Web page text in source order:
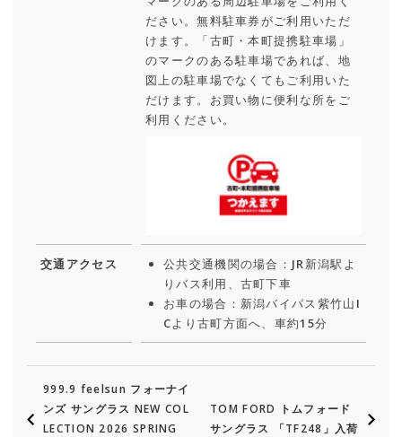
ださい。無料駐車券がご利用いただ
けます。「古町・本町提携駐車場」
のマークのある駐車場であれば、地
図上の駐車場でなくてもご利用いた
だけます。お買い物に便利な所をご
利用ください。
交通アクセス
公共交通機関の場合：JR新潟駅よ
りバス利用、古町下車
お車の場合：新潟バイパス紫竹山I
Cより古町方面へ、車約15分
999.9 feelsun フォーナイ
ンズ サングラス NEW COL
LECTION 2026 SPRING
TOM FORD トムフォード
サングラス 「TF248」入荷